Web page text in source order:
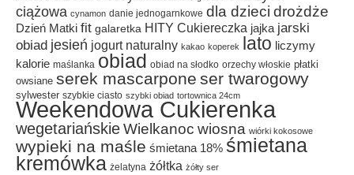
ciążowa cynamon danie jednogarnkowe dla dzieci drożdże
Dzień Matki fit galaretka HITY Cukiereczka jajka jarski
obiad jesień jogurt naturalny kakao koperek lato liczymy
kalorie maślanka obiad obiad na słodko orzechy włoskie płatki
owsiane serek mascarpone ser twarogowy
sylwester szybkie ciasto szybki obiad tortownica 24cm
Weekendowa Cukierenka
wegetariańskieWielkanoc wiosna wiórki kokosowe
wypieki na maśle śmietana 18% śmietana
kremówka żelatyna żółtka żółty ser